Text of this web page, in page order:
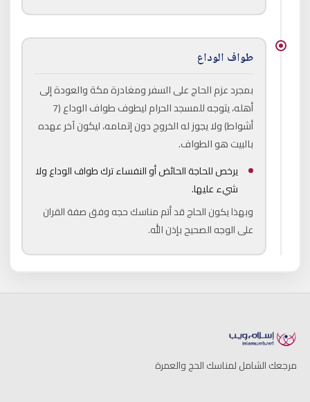
طواف الوداع
بمجرد عزم الحاج على السفر ومغادرة مكة والعودة إلى
أهله، يتوجه للمسجد الحرام ليطوف طواف الوداع (7
أشواط) ولا يجوز له الخروج دون إتمامه، ليكون آخر عهده
بالبيت هو الطواف.
يرخص للحاجة الحائض أو النفساء ترك طواف الوداع ولا
شيء عليها.
وبهذا يكون الحاج قد أتم مناسك حجه وفق صفة القران
على الوجه الصحيح بإذن الله.
مرجعك الشامل لمناسك الحج والعمرة